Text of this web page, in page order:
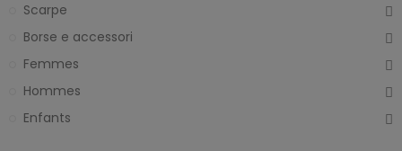
Scarpe
Borse e accessori
Femmes
Hommes
Enfants